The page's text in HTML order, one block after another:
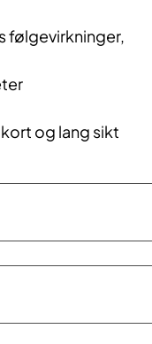
følgevirkninger,
og lang sikt